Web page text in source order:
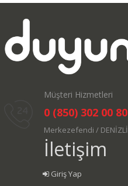
Müşteri Hizmetleri
0 (850) 302 00 80
Merkezefendi / DENİZLİ
İletişim
Giriş Yap